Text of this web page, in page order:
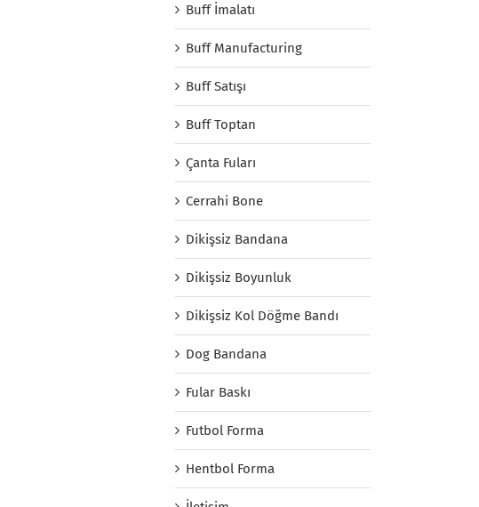
Buff İmalatı
Buff Manufacturing
Buff Satışı
Buff Toptan
Çanta Fuları
Cerrahi Bone
Dikişsiz Bandana
Dikişsiz Boyunluk
Dikişsiz Kol Döğme Bandı
Dog Bandana
Fular Baskı
Futbol Forma
Hentbol Forma